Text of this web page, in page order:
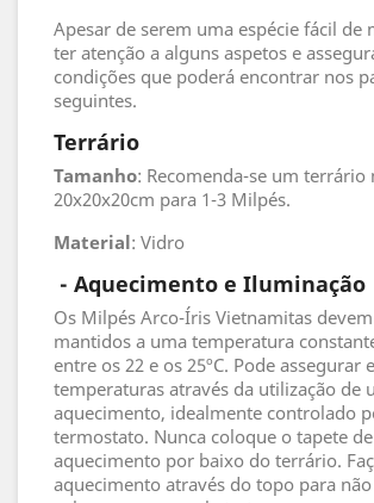
Apesar de serem uma espécie fácil de
ter atenção a alguns aspetos e
condições que poderá encontrar nos
seguintes.
Terrário
Tamanho: Recomenda-se um
20x20x20cm para 1-3 Milpés.
Material: Vidro
- Aquecimento e Iluminação
Os Milpés Arco-Íris Vietnamitas
mantidos a uma temperatura
entre os 22 e os 25ºC. Pode assegurar
temperaturas através da utilização de
aquecimento, idealmente controlado
termostato. Nunca coloque o tapete de
aquecimento por baixo do terrário.
aquecimento através do topo para não